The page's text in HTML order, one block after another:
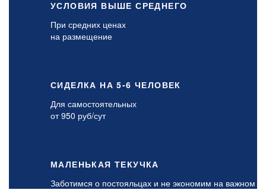
УСЛОВИЯ ВЫШЕ СРЕДНЕГО
При средних ценах
на размещение
СИДЕЛКА НА 5-6 ЧЕЛОВЕК
Для самостоятельных
от 950 руб/сут
МАЛЕНЬКАЯ ТЕКУЧКА
Заботимся о постояльцах и не экономим на важном